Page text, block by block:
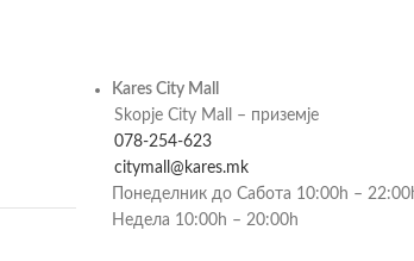
Kares City Mall
Skopje City Mall – приземје
078-254-623
citymall@kares.mk
Понеделник до Сабота 10:00h –
Недела 10:00h – 20:00h